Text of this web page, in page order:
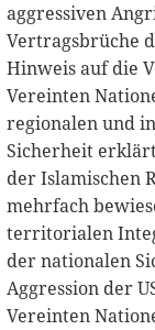
aggressiven
Vertragsbrüche
Hinweis auf die
Vereinten
regionalen und
Sicherheit
der Islamischen
mehrfach
territorialen
der nationalen
Aggression der
Vereinten